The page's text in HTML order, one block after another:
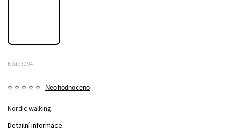
Kód: 3094
Neohodnoceno
Nordic walking
Detailní informace